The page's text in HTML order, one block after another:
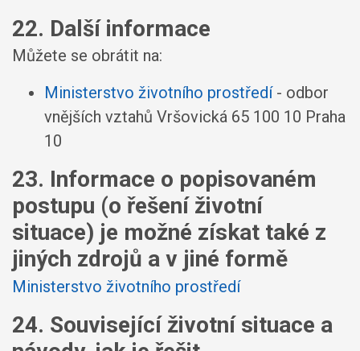
22. Další informace
Můžete se obrátit na:
Ministerstvo životního prostředí- odbor
vnějších vztahů Vršovická 65 100 10 Praha
10
23. Informace o popisovaném
postupu (o řešení životní
situace) je možné získat také z
jiných zdrojů a v jiné formě
Ministerstvo životního prostředí
24. Související životní situace a